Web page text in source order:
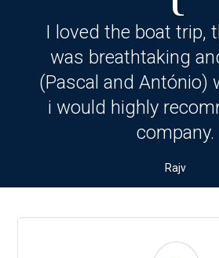
I loved the boat trip,
was breathtaking
(Pascal and António)
i would highly
company.
Rajv